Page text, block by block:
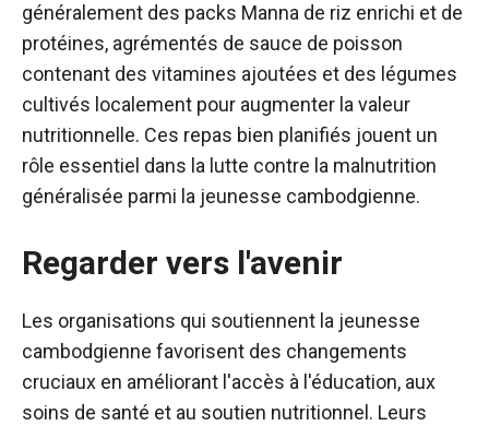
généralement des packs Manna de riz enrichi et de
protéines, agrémentés de sauce de poisson
contenant des vitamines ajoutées et des légumes
cultivés localement pour augmenter la valeur
nutritionnelle. Ces repas bien planifiés jouent un
rôle essentiel dans la lutte contre la malnutrition
généralisée parmi la jeunesse cambodgienne.
Regarder vers l'avenir
Les organisations qui soutiennent la jeunesse
cambodgienne favorisent des changements
cruciaux en améliorant l'accès à l'éducation, aux
soins de santé et au soutien nutritionnel. Leurs